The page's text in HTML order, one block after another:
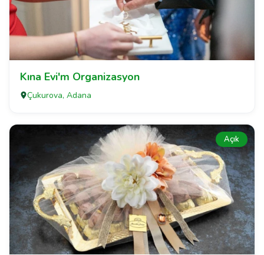
Kına Evi'm Organizasyon
Çukurova, Adana
Açık